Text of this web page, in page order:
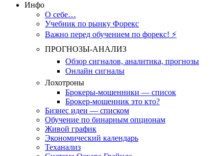
Инфо
О себе…
Учебник по рынку Форекс
Важно перед обучением по форекс! ⚡
ПРОГНОЗЫ-АНАЛИЗ
Обзор сигналов, аналитика, прогнозы
Онлайн сигналы
Лохотроны
Брокеры-мошенники — список
Брокер-мошенник это кто?
Бизнес идеи — списком
Обучение по бинарным опционам
Живой график
Экономический календарь
Теханализ